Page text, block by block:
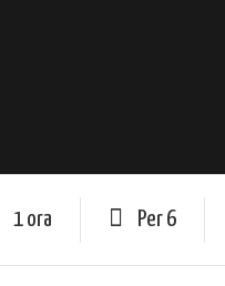
1 ora Per 6